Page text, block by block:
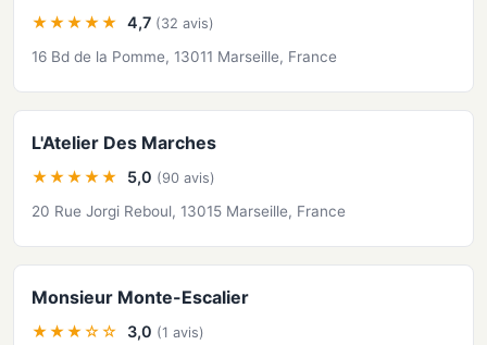
★★★★★ 4,7 (32 avis)
16 Bd de la Pomme, 13011 Marseille, France
L'Atelier Des Marches
★★★★★ 5,0 (90 avis)
20 Rue Jorgi Reboul, 13015 Marseille, France
Monsieur Monte-Escalier
★★★☆☆ 3,0 (1 avis)